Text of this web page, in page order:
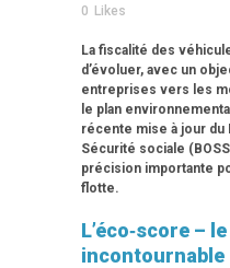
0 Likes
La fiscalité des
d’évoluer, avec un
entreprises vers les
le plan
récente mise à jour du
Sécurité sociale
précision importante
flotte.
L’éco‑score –
incontournable